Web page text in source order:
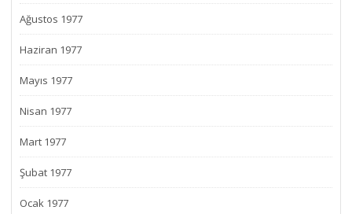
Ağustos 1977
Haziran 1977
Mayıs 1977
Nisan 1977
Mart 1977
Şubat 1977
Ocak 1977